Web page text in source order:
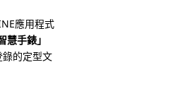
應用程式
慧手錶」
的定型文